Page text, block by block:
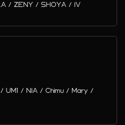
/ ZENY / SHOYA / IV
UM1 / NIA / Chimu / Mary /